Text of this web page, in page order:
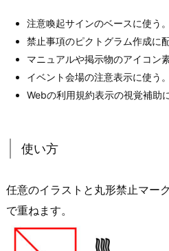
注意喚起サインのベースに使う。
禁止事項のピクトグラム作成に
マニュアルや掲示物のアイコン
イベント会場の注意表示に使う。
Webの利用規約表示の視覚補助
使い方
任意のイラストと丸形禁止マー
で重ねます。